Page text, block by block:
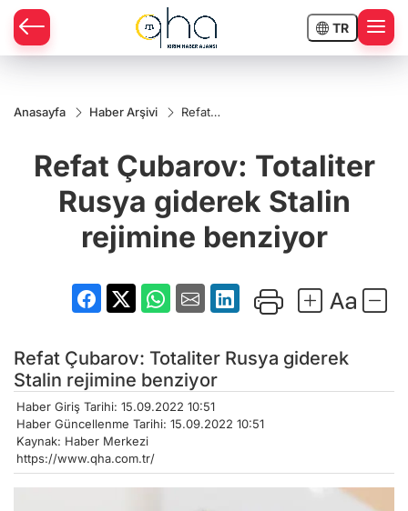
TR
Anasayfa Haber Arşivi
Refat
giderek
rejimine
benziyor
Refat Çubarov: Totaliter
Rusya giderek Stalin
rejimine benziyor
Refat Çubarov: Totaliter Rusya giderek
Stalin rejimine benziyor
Haber Giriş Tarihi: 15.09.2022 10:51
Haber Güncellenme Tarihi: 15.09.2022 10:51
Kaynak: Haber Merkezi
https://www.qha.com.tr/